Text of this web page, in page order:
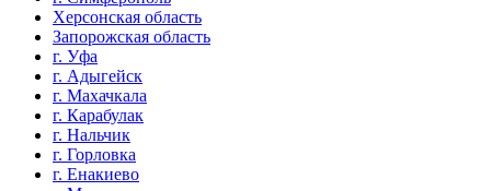
Херсонская область
Запорожская область
г. Уфа
г. Адыгейск
г. Махачкала
г. Карабулак
г. Нальчик
г. Горловка
г. Енакиево